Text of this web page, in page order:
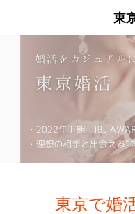
東
東京で婚